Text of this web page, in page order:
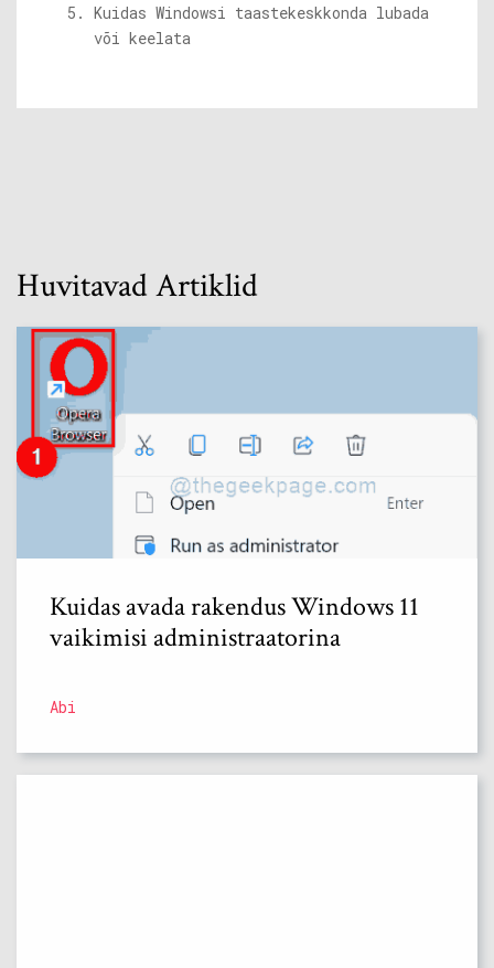
Kuidas Windowsi taastekeskkonda lubada
või keelata
Huvitavad Artiklid
Kuidas avada rakendus Windows 11
vaikimisi administraatorina
Abi